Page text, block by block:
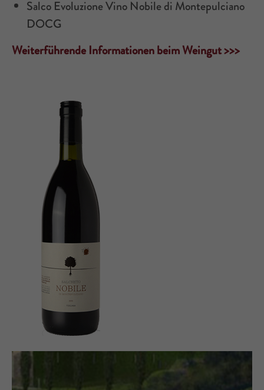
Salco Evoluzione Vino Nobile di Montepulciano
DOCG
Weiterführende Informationen beim Weingut >>>